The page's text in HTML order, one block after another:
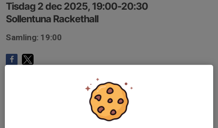
Tisdag 2 dec 2025, 19:00-20:30
Sollentuna Rackethall
Samling: 19:00